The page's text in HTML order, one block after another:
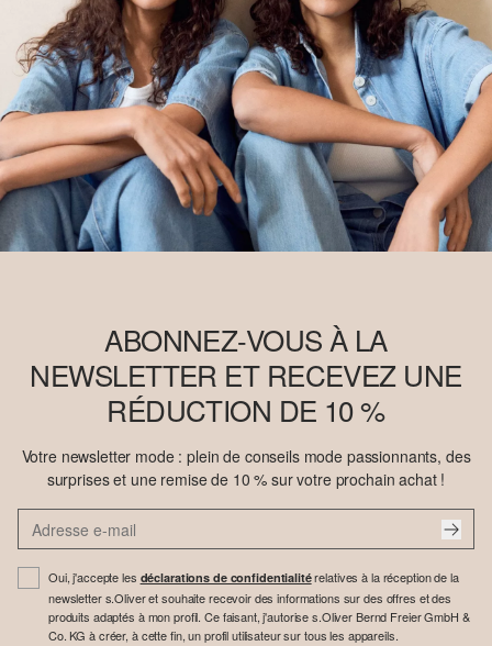
ABONNEZ-VOUS À LA
NEWSLETTER ET RECEVEZ UNE
RÉDUCTION DE 10 %
Votre newsletter mode : plein de conseils mode passionnants, des
surprises et une remise de 10 % sur votre prochain achat !
Oui, j'accepte les déclarations de confidentialitérelatives à la réception de la
newsletter s.Oliver et souhaite recevoir des informations sur des offres et des
produits adaptés à mon profil. Ce faisant, j'autorise s.Oliver Bernd Freier GmbH &
Co. KG à créer, à cette fin, un profil utilisateur sur tous les appareils.